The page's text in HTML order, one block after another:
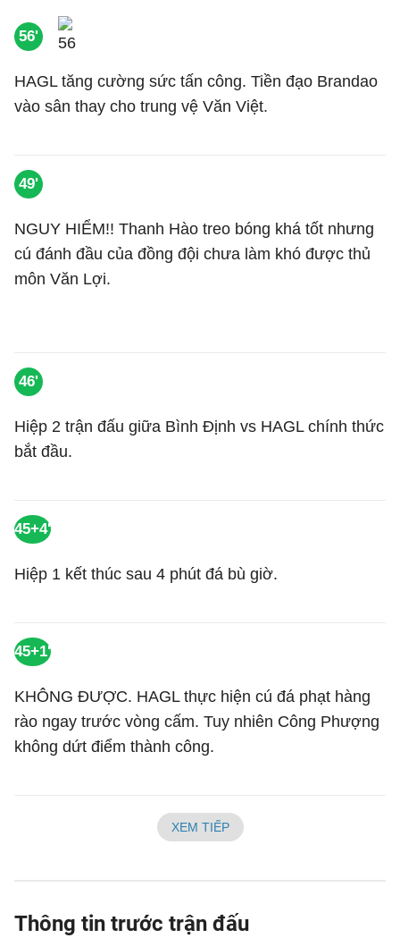
56'
HAGL tăng cường sức tấn công. Tiền đạo Brandao
vào sân thay cho trung vệ Văn Việt.
49'
NGUY HIỂM!! Thanh Hào treo bóng khá tốt nhưng
cú đánh đầu của đồng đội chưa làm khó được thủ
môn Văn Lợi.
46'
Hiệp 2 trận đấu giữa Bình Định vs HAGL chính thức
bắt đầu.
45+4'
Hiệp 1 kết thúc sau 4 phút đá bù giờ.
45+1'
KHÔNG ĐƯỢC. HAGL thực hiện cú đá phạt hàng
rào ngay trước vòng cấm. Tuy nhiên Công Phượng
không dứt điểm thành công.
XEM TIẾP
Thông tin trước trận đấu